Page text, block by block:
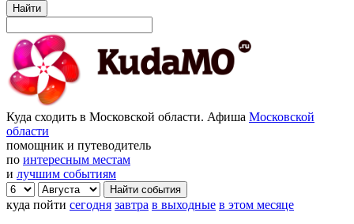
Найти
Куда сходить в Московской области. Афиша Московской
области
помощник и путеводитель
по интересным местам
и лучшим событиям
куда пойти сегодня завтра в выходные в этом месяце